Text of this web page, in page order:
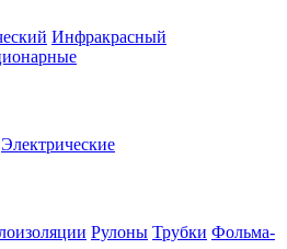
Инфракрасный
Электрические
Рулоны Трубки Фольма-